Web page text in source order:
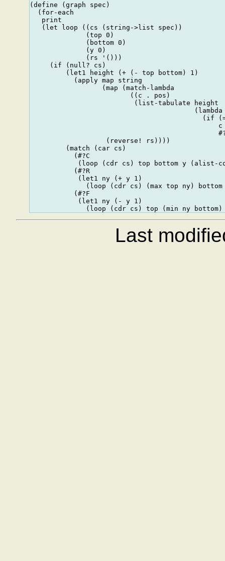
(define (graph spec)
  (for-each
   print
   (let loop ((cs (string->list spec))
              (top 0)
              (bottom 0)
              (y 0)
              (rs '()))
     (if (null? cs)
         (let1 height (+ (- top bottom) 1)
           (apply map string
                  (map (match-lambda
                         ((c . pos)
                          (list-tabulate height
(lambda
(if
                                               c
                   (reverse! rs))))
         (match (car cs)
           (#?C
(loop (cdr cs) top bottom y (alist-
           (#?R
            (let1 ny (+ y 1)
(loop (cdr cs) (max top ny)
           (#?F
            (let1 ny (- y 1)
Last